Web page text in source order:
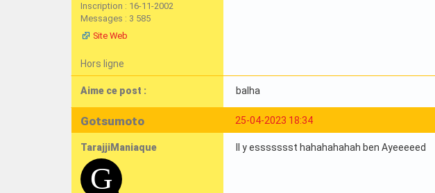
Inscription : 16-11-2002
Messages : 3 585
Site Web
Hors ligne
Aime ce post : balha
25-04-2023 18:34
Gotsumoto
TarajjiManiaque Il y essssssst hahahahahah ben Ayeeeeed